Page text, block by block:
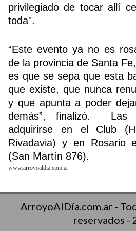
privilegiado de tocar allí
toda".
“Este evento ya no es
de la provincia de Santa
es que se sepa que esta
que existe, que nunca
y que apunta a poder
demás”, finalizó. Las
adquirirse en el Club
Rivadavia) y en Rosario
(San Martín 876).
www.arroyoaldia.com.ar
ArroyoAlDía.com.ar -
reservados -